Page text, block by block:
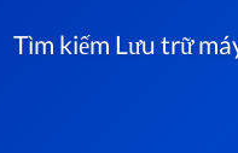
Tìm kiếm Lưu trữ